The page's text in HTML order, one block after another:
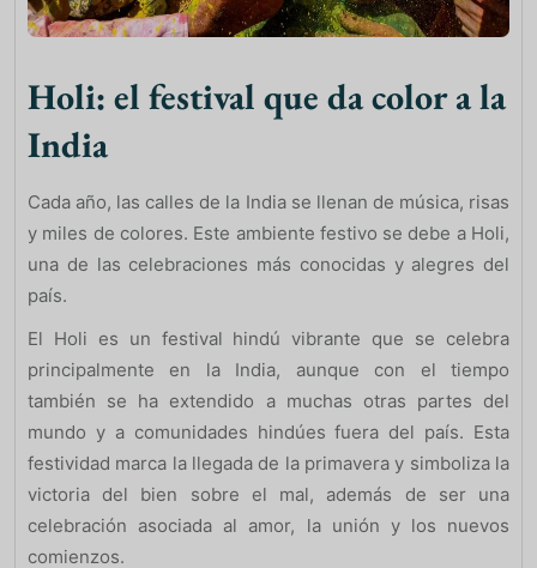
Holi: el festival que da color a la
India
Cada año, las calles de la India se llenan de música, risas
y miles de colores. Este ambiente festivo se debe a Holi,
una de las celebraciones más conocidas y alegres del
país.
El Holi es un festival hindú vibrante que se celebra
principalmente en la India, aunque con el tiempo
también se ha extendido a muchas otras partes del
mundo y a comunidades hindúes fuera del país. Esta
festividad marca la llegada de la primavera y simboliza la
victoria del bien sobre el mal, además de ser una
celebración asociada al amor, la unión y los nuevos
comienzos.